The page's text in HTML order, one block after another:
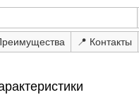
📍